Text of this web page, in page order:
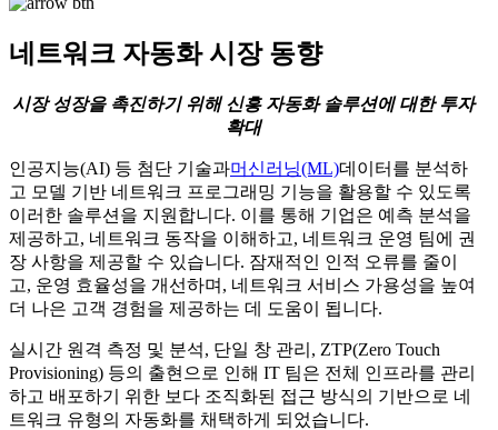
네트워크 자동화 시장 동향
시장 성장을 촉진하기 위해 신흥 자동화 솔루션에 대한 투자
확대
인공지능(AI) 등 첨단 기술과머신러닝(ML)데이터를 분석하
고 모델 기반 네트워크 프로그래밍 기능을 활용할 수 있도록
이러한 솔루션을 지원합니다. 이를 통해 기업은 예측 분석을
제공하고, 네트워크 동작을 이해하고, 네트워크 운영 팀에 권
장 사항을 제공할 수 있습니다. 잠재적인 인적 오류를 줄이
고, 운영 효율성을 개선하며, 네트워크 서비스 가용성을 높여
더 나은 고객 경험을 제공하는 데 도움이 됩니다.
실시간 원격 측정 및 분석, 단일 창 관리, ZTP(Zero Touch
Provisioning) 등의 출현으로 인해 IT 팀은 전체 인프라를 관리
하고 배포하기 위한 보다 조직화된 접근 방식의 기반으로 네
트워크 유형의 자동화를 채택하게 되었습니다.